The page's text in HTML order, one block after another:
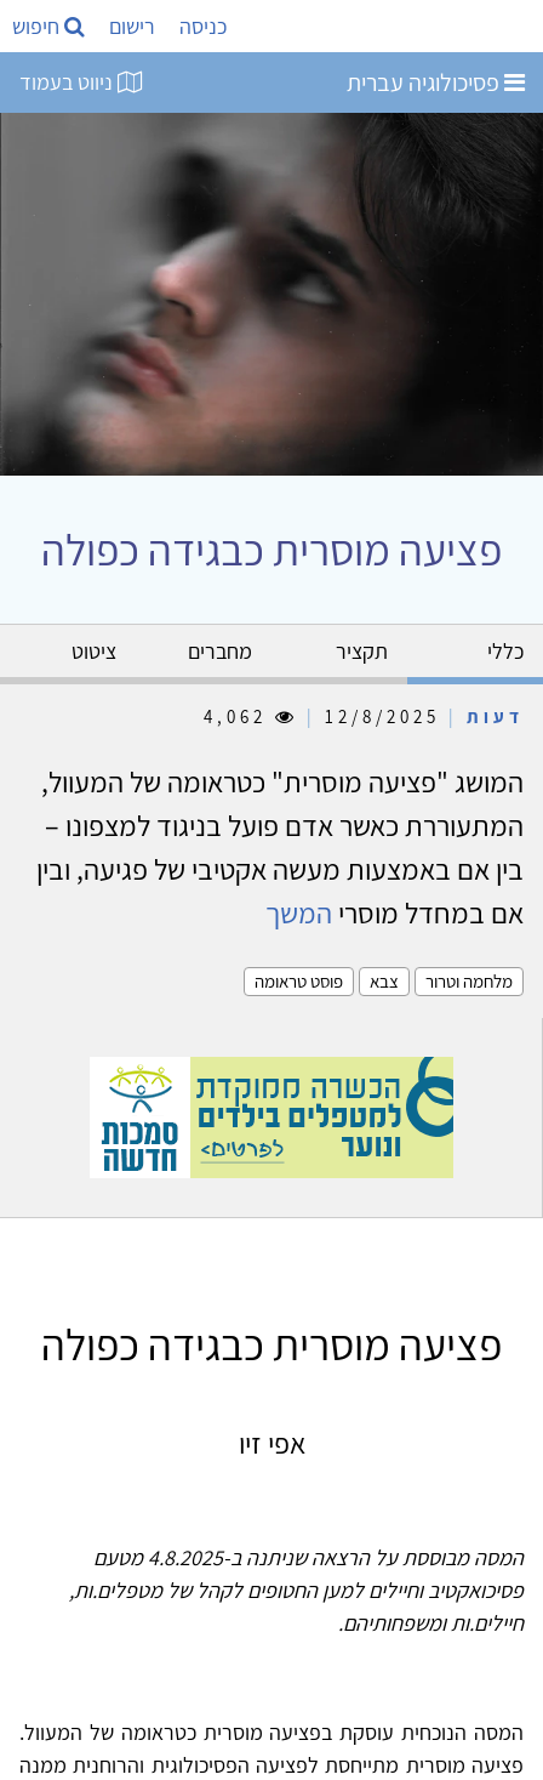
כניסה רישום חיפוש
פסיכולוגיה עברית ניווט בעמוד
פציעה מוסרית כבגידה כפולה
כללי תקציר מחברים ציטוט
דעות |
|
המושג "פציעה מוסרית" כטראומה של המעוול,
המתעוררת כאשר אדם פועל בניגוד למצפונו –
בין אם באמצעות מעשה אקטיבי של פגיעה, ובין
אם במחדל מוסרי המשך
מלחמה וטרור צבא פוסט טראומה
פציעה מוסרית כבגידה כפולה
אפי זיו
המסה מבוססת על הרצאה שניתנה ב-4.8.2025 מטעם
פסיכואקטיב וחיילים למען החטופים לקהל של מטפלים.ות,
חיילים.ות ומשפחותיהם.
המסה הנוכחית עוסקת בפציעה מוסרית כטראומה של המעוול.
פציעה מוסרית מתייחסת לפציעה הפסיכולוגית והרוחנית ממנה